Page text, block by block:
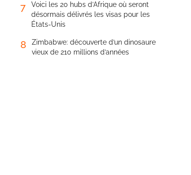
7
Voici les 20 hubs d’Afrique où seront
désormais délivrés les visas pour les
États-Unis
8
Zimbabwe: découverte d’un dinosaure
vieux de 210 millions d’années